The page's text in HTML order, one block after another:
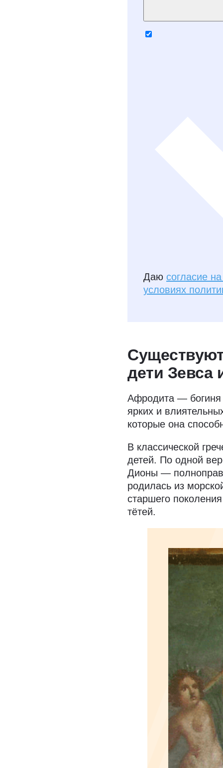
Даю согласие
условиях
дети
Афродита — богиня
ярких и
которые она
В классической
детей. По одной
Дионы —
родилась из
старшего
тётей.